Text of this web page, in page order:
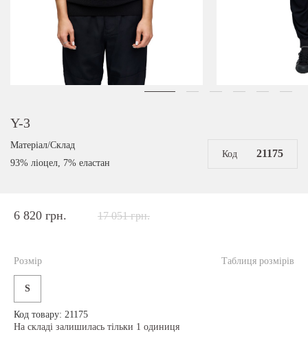
Y-3
Матеріал/Склад
93% ліоцел, 7% еластан
Код 21175
6 820 грн. 17 051 грн.
Таблиця розмірів
Розмір
S
Код товару: 21175
На складі залишилась тільки 1 одиниця